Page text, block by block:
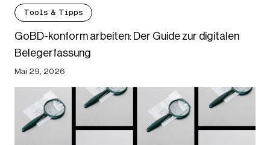
Tools & Tipps
GoBD-konform arbeiten: Der Guide zur digitalen
Belegerfassung
Mai 29, 2026